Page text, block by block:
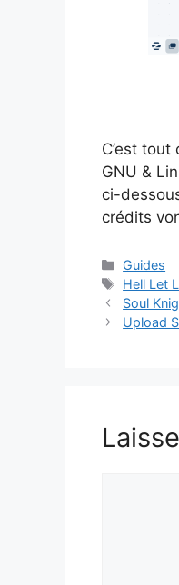
C’est
GNU &
ci-
crédits
Guides
Hell Let
Soul
Upload